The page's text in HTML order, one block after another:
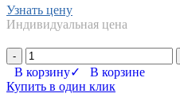
Узнать цену
Индивидуальная цена
-
В корзину✓ В корзине
Купить в один клик